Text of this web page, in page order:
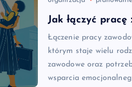
Jak łączyć
Łączenie pracy
którym staje wielu
zawodowe oraz
wsparcia